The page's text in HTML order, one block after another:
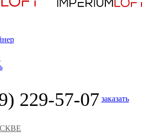
229-57-07 заказать